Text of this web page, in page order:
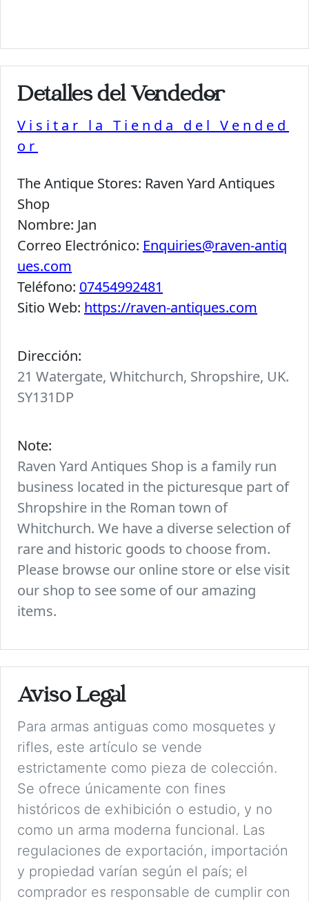
Detalles del Vendedor
Visitar la Tienda del Vended
or
The Antique Stores: Raven Yard Antiques
Shop
Nombre: Jan
Correo Electrónico: Enquiries@raven-antiq
ues.com
Teléfono: 07454992481
Sitio Web: https://raven-antiques.com
Dirección:
21 Watergate, Whitchurch, Shropshire, UK.
SY131DP
Note:
Raven Yard Antiques Shop is a family run
business located in the picturesque part of
Shropshire in the Roman town of
Whitchurch. We have a diverse selection of
rare and historic goods to choose from.
Please browse our online store or else visit
our shop to see some of our amazing
items.
Aviso Legal
Para armas antiguas como mosquetes y
rifles, este artículo se vende
estrictamente como pieza de colección.
Se ofrece únicamente con fines
históricos de exhibición o estudio, y no
como un arma moderna funcional. Las
regulaciones de exportación, importación
y propiedad varían según el país; el
comprador es responsable de cumplir con